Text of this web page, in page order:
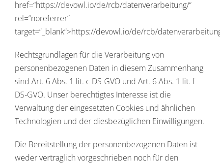
href=“https://devowl.io/de/rcb/datenverarbeitung/“
rel=“noreferrer“
target=“_blank“>https://devowl.io/de/rcb/
Rechtsgrundlagen für die Verarbeitung von
personenbezogenen Daten in diesem Zusammenhang
sind Art. 6 Abs. 1 lit. c DS-GVO und Art. 6 Abs. 1 lit. f
DS-GVO. Unser berechtigtes Interesse ist die
Verwaltung der eingesetzten Cookies und ähnlichen
Technologien und der diesbezüglichen Einwilligungen.
Die Bereitstellung der personenbezogenen Daten ist
weder vertraglich vorgeschrieben noch für den